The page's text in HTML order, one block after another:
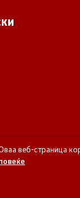
веб-страница